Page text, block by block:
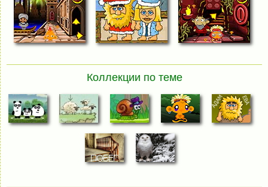
Коллекции по теме